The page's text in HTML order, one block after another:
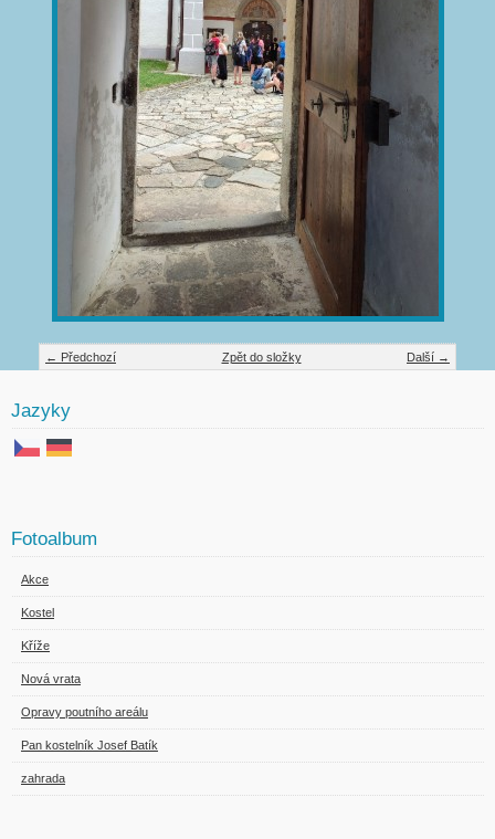
← Předchozí Další →
Zpět do složky
Jazyky
Fotoalbum
Akce
Kostel
Kříže
Nová vrata
Opravy poutního areálu
Pan kostelník Josef Batík
zahrada